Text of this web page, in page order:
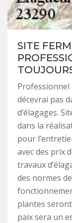
SITE
Professionnel
décevrai pas
d’élagages.
dans la
pour
avec des prix
travaux
des normes
plantes
paix sera un